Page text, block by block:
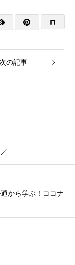
次の記事
から学ぶ！ココナ